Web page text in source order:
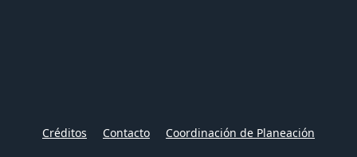
Créditos Contacto Coordinación de Planeación